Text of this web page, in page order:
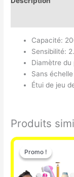
Capacité:
Sensibilité:
Diamètre du
Sans
Étui de jeu
Produits
Promo !
Promo !
Le
prix
initial
était :
65.000